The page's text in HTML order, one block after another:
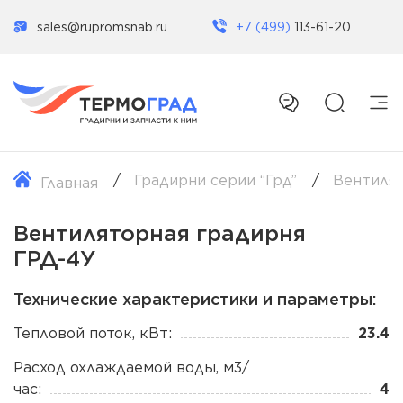
sales@rupromsnab.ru +7 (499) 113-61-20
Главная Градирни серии “Грд”
Вентиляторная градирня
ГРД-4У
Технические характеристики и параметры:
Тепловой поток, кВт:
23.4
Расход охлаждаемой воды, м3/
час:
4